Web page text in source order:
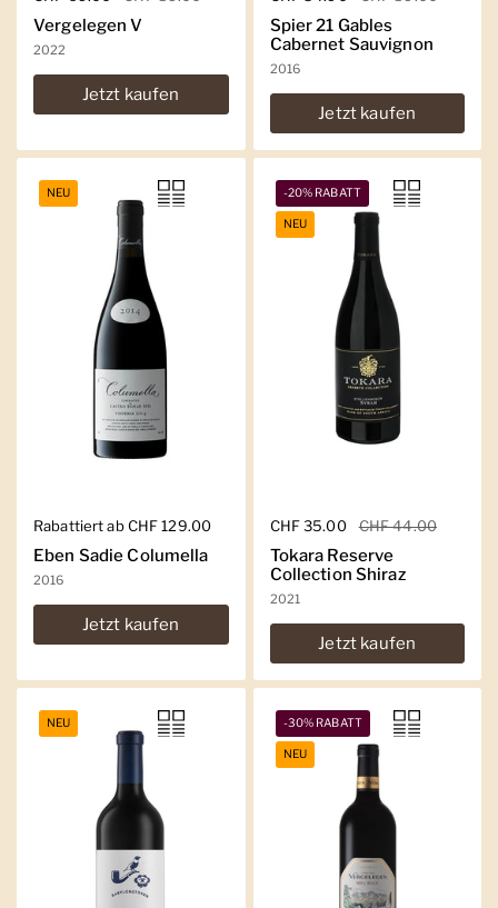
Vergelegen V
2022
Jetzt kaufen
Spier 21 Gables
Cabernet Sauvignon
2016
Jetzt kaufen
Regulärer Preis
Rabattiert ab CHF 129.00
Eben Sadie Columella
2016
Jetzt kaufen
NEU
Regulärer Preis
CHF 35.00 Sale-Preis
CHF 44.00
Tokara Reserve
Collection Shiraz
2021
Jetzt kaufen
-20% RABATT
NEU
NEU -30% RABATT
NEU